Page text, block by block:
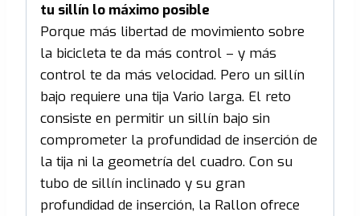
tu sillín lo máximo posible
Porque más libertad de movimiento sobre
la bicicleta te da más control – y más
control te da más velocidad. Pero un sillín
bajo requiere una tija Vario larga. El reto
consiste en permitir un sillín bajo sin
comprometer la profundidad de inserción de
la tija ni la geometría del cuadro. Con su
tubo de sillín inclinado y su gran
profundidad de inserción, la Rallon ofrece